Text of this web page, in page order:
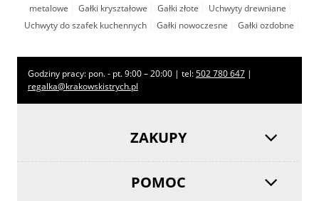
metalowe
Gałki kryształowe Gałki złote
Uchwyty drewniane
Uchwyty do szafek kuchennych
Gałki nowoczesne Gałki ozdobne
Godziny pracy: pon. - pt. 9:00 – 20:00 | tel:502 780 647 |
regalka@krakowskistrych.pl
ZAKUPY
POMOC